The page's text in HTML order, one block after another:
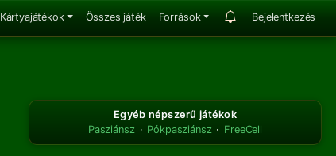
Kártyajátékok Összes játék Források Bejelentkezés
Egyéb népszerű játékok
Pasziánsz · Pókpasziánsz · FreeCell